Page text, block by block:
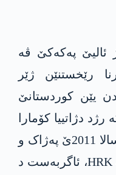
2004ێ دە ژ ئالیێ پەکەکێ ڤە
رێخستنێن ژێر
یێن کوردستانێ
دژاتییا کۆمارا
ئیسلامییا ئیرانێ ناکە، پاش سالا 2011ێ پەژاک و
شاخا وێ یا چەکدار هەرەکە HRK، ئاگربەست د